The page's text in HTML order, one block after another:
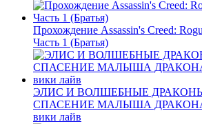
Прохождение Assassin's Creed:
Часть 1 (Братья)
ЭЛИС И ВОЛШЕБНЫЕ
СПАСЕНИЕ МАЛЫША ДРАКОНА
вики лайв